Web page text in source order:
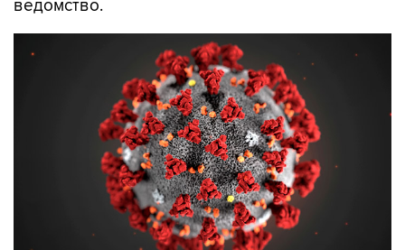
ведомство.